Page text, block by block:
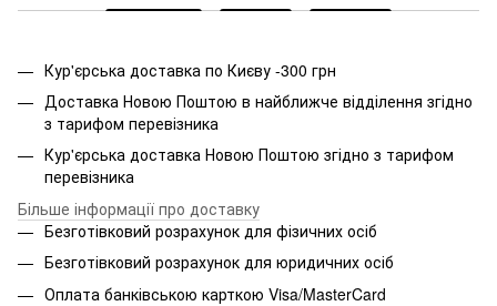
Кур'єрська доставка по Києву -300 грн
Доставка Новою Поштою в найближче відділення згідно
з тарифом перевізника
Кур'єрська доставка Новою Поштою згідно з тарифом
перевізника
Більше інформації про доставку
Безготівковий розрахунок для фізичних осіб
Безготівковий розрахунок для юридичних осіб
Оплата банківською карткою Visa/MasterCard